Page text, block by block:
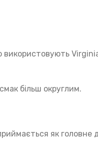
використовують
більш округлим.
як головне